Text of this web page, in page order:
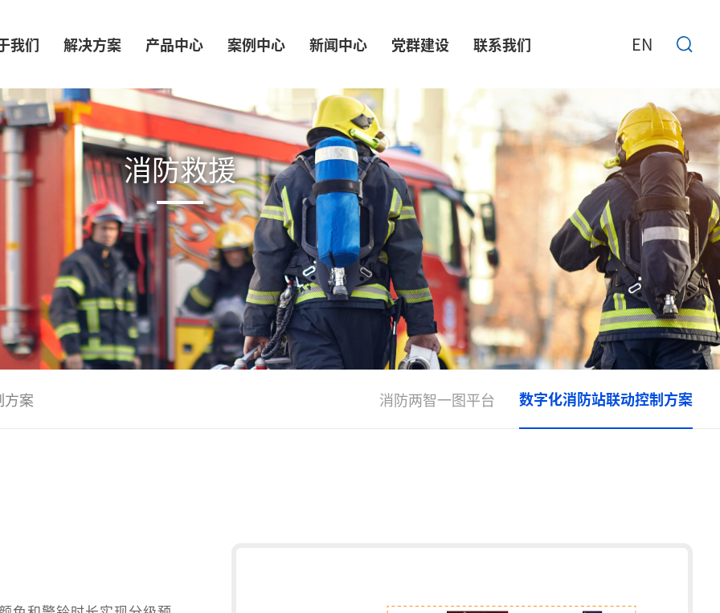
我们 解决方案 产品中心 案例中心 新闻中心 党群建设 联系我们 EN
消防救援
方案 消防两智一图平台 数字化消防站联动控制方案